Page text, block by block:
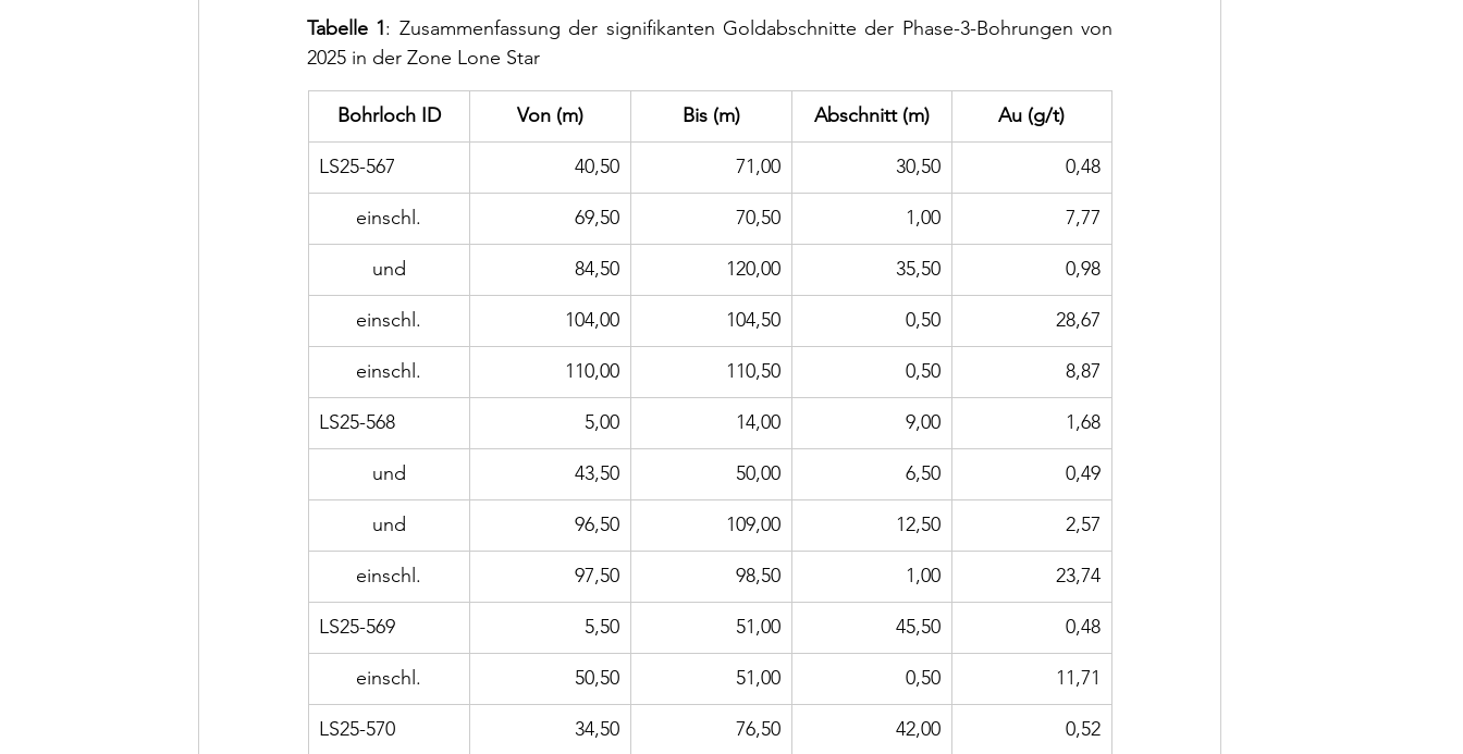
Tabelle 1: Zusammenfassung der signifikanten Goldabschnitte der Phase-3-Bohrungen von
2025 in der Zone Lone Star
Bohrloch ID Von (m) Bis (m) Abschnitt (m) Au (g/t)
LS25-567 40,50 71,00 30,50 0,48
einschl. 69,50 70,50 1,00 7,77
und 84,50 120,00 35,50 0,98
einschl. 104,00 104,50 0,50 28,67
einschl. 110,00 110,50 0,50 8,87
LS25-568 5,00 14,00 9,00 1,68
und 43,50 50,00 6,50 0,49
und 96,50 109,00 12,50 2,57
einschl. 97,50 98,50 1,00 23,74
LS25-569 5,50 51,00 45,50 0,48
einschl. 50,50 51,00 0,50 11,71
LS25-570 34,50 76,50 42,00 0,52